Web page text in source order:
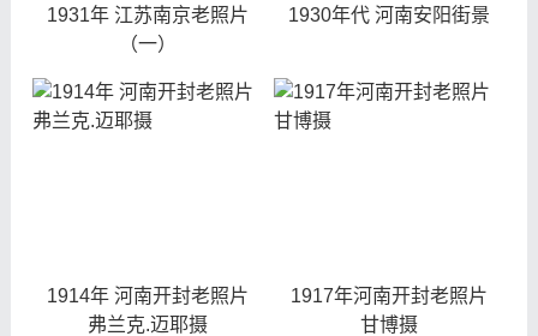
1931年 江苏南京老照片
（一）
1930年代 河南安阳街景
1914年 河南开封老照片
弗兰克.迈耶摄
1917年河南开封老照片
甘博摄